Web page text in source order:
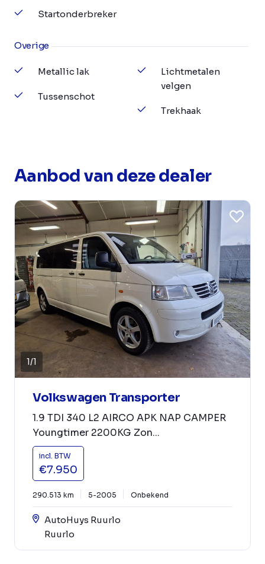
Startonderbreker
Overige
Metallic lak
Tussenschot
Lichtmetalen
velgen
Trekhaak
Aanbod van deze dealer
1/1
Volkswagen Transporter
1.9 TDI 340 L2 AIRCO APK NAP CAMPER
Youngtimer 2200KG Zon...
incl. BTW
€7.950
290.513 km 5-2005 Onbekend
AutoHuys Ruurlo
Ruurlo